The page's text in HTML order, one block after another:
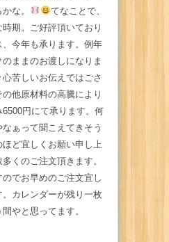
な。
てなことで、
期。ご好評頂いており
今年も承ります。例年
ままのお渡しになりま
苦しいお伝えではごさ
他原材料の高騰により
円にて承ります。何
ぁって聞こえてきそう
ど宜しくお願い申し上
くのご注文頂きます。
でお早めのご注文宜し
。カレンダーが残り一枚
やと思ってます。